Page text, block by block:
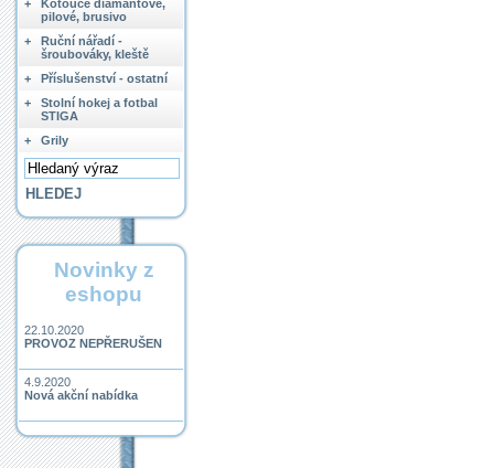
+
Kotouče diamantové,
pilové, brusivo
+
Ruční nářadí -
šroubováky, kleště
+
Příslušenství - ostatní
+
Stolní hokej a fotbal
STIGA
+
Grily
Novinky z
eshopu
22.10.2020
PROVOZ NEPŘERUŠEN
4.9.2020
Nová akční nabídka